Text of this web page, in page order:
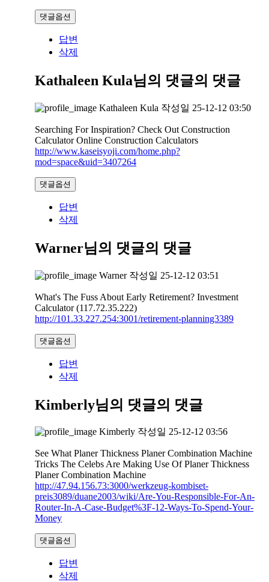
댓글옵션
답변
삭제
Kathaleen Kula님의 댓글의 댓글
Kathaleen Kula 작성일 25-12-12 03:50
Searching For Inspiration? Check Out Construction
Calculator Online Construction Calculators
http://www.kaseisyoji.com/home.php?
mod=space&uid=3407264
댓글옵션
답변
삭제
Warner님의 댓글의 댓글
Warner 작성일 25-12-12 03:51
What's The Fuss About Early Retirement? Investment
Calculator (117.72.35.222)
http://101.33.227.254:3001/retirement-planning3389
댓글옵션
답변
삭제
Kimberly님의 댓글의 댓글
Kimberly 작성일 25-12-12 03:56
See What Planer Thickness Planer Combination Machine
Tricks The Celebs Are Making Use Of Planer Thickness
Planer Combination Machine
http://47.94.156.73:3000/werkzeug-kombiset-
preis3089/duane2003/wiki/Are-You-Responsible-For-An-
Router-In-A-Case-Budget%3F-12-Ways-To-Spend-Your-
Money
댓글옵션
답변
삭제